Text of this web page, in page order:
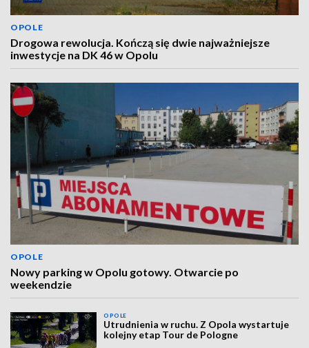
OPOLE
Drogowa rewolucja. Kończą się dwie najważniejsze
inwestycje na DK 46 w Opolu
OPOLE
Nowy parking w Opolu gotowy. Otwarcie po
weekendzie
OPOLE
Utrudnienia w ruchu. Z Opola wystartuje
kolejny etap Tour de Pologne